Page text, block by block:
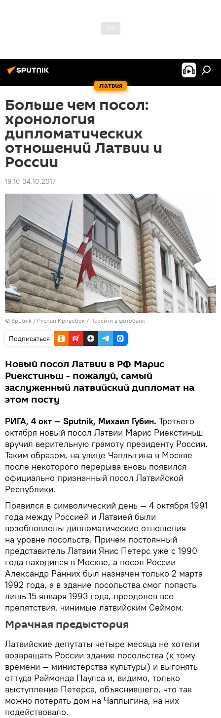
Латвия
Больше чем посол:
хронология
дипломатических
отношений Латвии и
России
19:10 04.10.2017
© Sputnik / Руслан Кривобок / Перейти в фотобанк
Подписаться
Новый посол Латвии в РФ Марис
Риекстиньш - пожалуй, самый
заслуженный латвийский дипломат на
этом посту
РИГА, 4 окт — Sputnik, Михаил Губин. Третьего
октября новый посол Латвии Марис Риекстиньш
вручил верительную грамоту президенту России.
Таким образом, на улице Чаплыгина в Москве
после некоторого перерыва вновь появился
официально признанный посол Латвийской
Республики.
Появился в символический день — 4 октября 1991
года между Россией и Латвией были
возобновлены дипломатические отношения
на уровне посольств. Причем постоянный
представитель Латвии Янис Петерс уже с 1990
года находился в Москве, а посол России
Александр Ранних был назначен только 2 марта
1992 года, а в здание посольства смог попасть
лишь 15 января 1993 года, преодолев все
препятствия, чинимые латвийским Сеймом.
Мрачная предыстория
Латвийские депутаты четыре месяца не хотели
возвращать России здание посольства (к тому
времени — министерства культуры) и выгонять
оттуда Раймонда Паулса и, видимо, только
выступление Петерса, объяснившего, что так
можно потерять дом на Чаплыгина, на них
подействовало.